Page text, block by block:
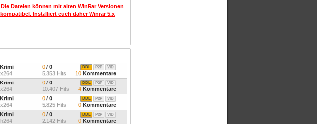
Dateien können mit alten WinRar Versionen
Installiert euch daher Winrar 5.x
Krimi
x264
0 / 0
5.353 Hits
VID
P2P
DDL
10 Kommentare
Krimi
x264
0 / 0
10.407 Hits
VID
P2P
DDL
4 Kommentare
Krimi
x264
0 / 0
5.825 Hits
VID
P2P
DDL
0 Kommentare
Krimi
h264
0 / 0
2.142 Hits
VID
P2P
DDL
0 Kommentare